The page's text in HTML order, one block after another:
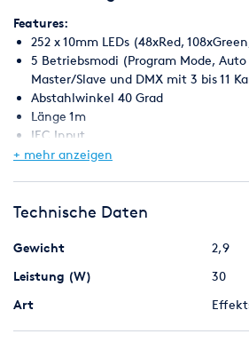
Features:
252 x 10mm LEDs (48xRed,
5 Betriebsmodi (Program Mode, Auto
Master/Slave und DMX mit 3 bis 11
Abstahlwinkel 40 Grad
Länge 1m
IEC Input
+ mehr anzeigen
Technische Daten
Gewicht
2,9
Leistung (W)
30
Art